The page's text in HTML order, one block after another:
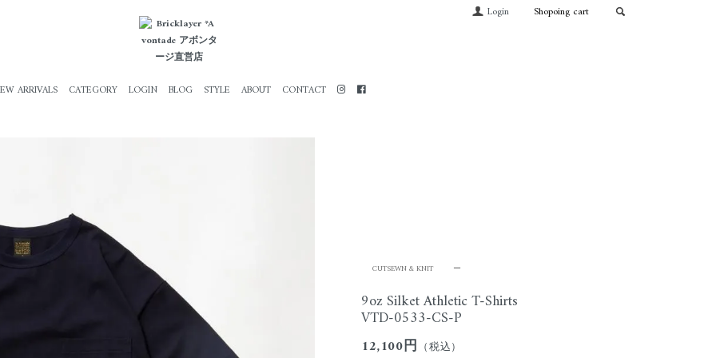
Login Shopoing cart
ARRIVALS CATEGORY LOGIN BLOG STYLE ABOUT CONTACT
CUTSEWN & KNIT ー
9oz Silket Athletic T-Shirts
VTD-0533-CS-P
12,100円 （税込）